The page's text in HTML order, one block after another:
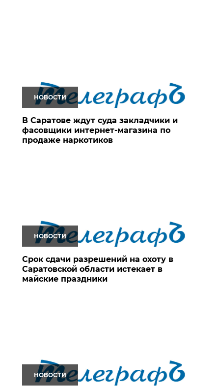
НОВОСТИ
В Саратове ждут суда закладчики и
фасовщики интернет-магазина по
продаже наркотиков
НОВОСТИ
Срок сдачи разрешений на охоту в
Саратовской области истекает в
майские праздники
НОВОСТИ